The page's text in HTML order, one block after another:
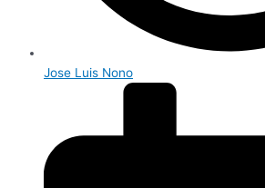
Jose Luis Nono